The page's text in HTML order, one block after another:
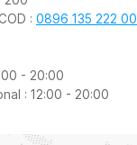
: 0896 135 222 00
- 20:00
: 12:00 - 20:00